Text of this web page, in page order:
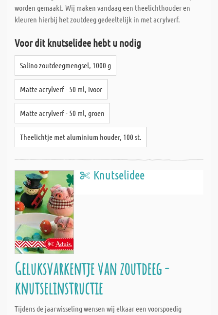
worden gemaakt. Wij maken vandaag een theelichthouder en
kleuren hierbij het zoutdeeg gedeeltelijk in met acrylverf.
Voor dit knutselidee hebt u nodig
Salino zoutdeegmengsel, 1000 g
Matte acrylverf - 50 ml, ivoor
Matte acrylverf - 50 ml, groen
Theelichtje met aluminium houder, 100 st.
Knutselidee
Geluksvarkentje van zoutdeeg -
knutselinstructie
Tijdens de jaarwisseling wensen wij elkaar een voorspoedig